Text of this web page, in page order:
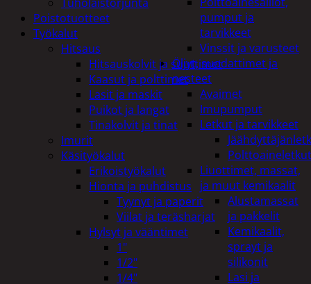
pumput ja
tarvikkeet
Vinssit ja varusteet
Öljyt, suodattimet ja
nesteet
Avaimet
Imupumput
Letkut ja tarvikkeet
Polttoaineletkut
Liuottimet, massat,
ja muut kemikaalit
Alustamassat
ja pakkelit
Kemikaalit,
sprayt ja
silikonit
Lasi ja
Poistotuotteet
Työkalut
Hitsaus
Hitsauskolvit ja suuttimet
Kaasut ja polttimet
Lasit ja maskit
Puikot ja langat
Tinakolvit ja tinat
Imurit
Käsityökalut
Erikoistyökalut
Hionta ja puhdistus
Tyynyt ja paperit
Viilat ja teräsharjat
Hylsyt ja vääntimet
1"
1/2"
1/4"